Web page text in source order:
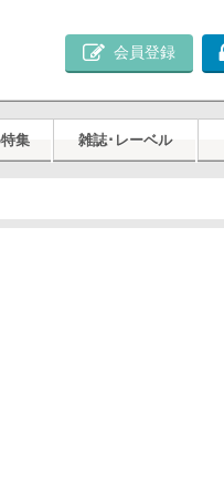
会員登録
集 雑誌･レーベル